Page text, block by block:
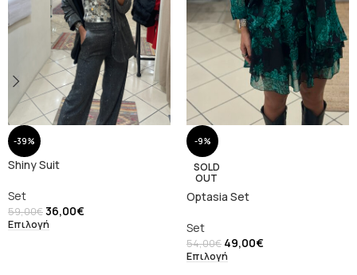
-39%
Shiny Suit
Set
59,00€36,00€
Επιλογή
-9%
SOLD
OUT
Optasia Set
Set
54,00€ 49,00€
Επιλογή